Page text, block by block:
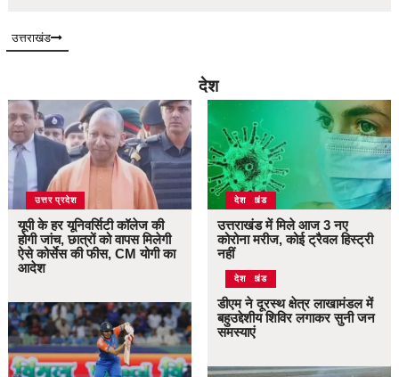
उत्तराखंड
देश
उत्तर प्रदेश
यूपी के हर यूनिवर्सिटी कॉलेज की
होगी जांच, छात्रों को वापस मिलेगी
ऐसे कोर्सेस की फीस, CM योगी का
आदेश
उत्तराखंड
देश
उत्तराखंड में मिले आज 3 नए
कोरोना मरीज, कोई ट्रैवल हिस्ट्री
नहीं
उत्तराखंड
देश
डीएम ने दूरस्थ क्षेत्र लाखामंडल में
बहुउद्देशीय शिविर लगाकर सुनी जन
समस्याएं